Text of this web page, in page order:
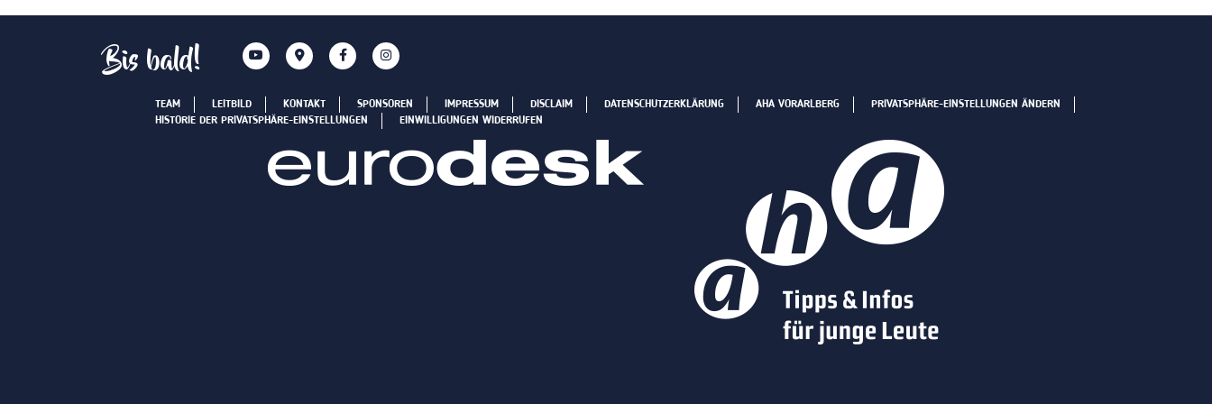
Bis bald!
TEAM LEITBILD KONTAKT SPONSOREN IMPRESSUM DISCLAIM DATENSCHUTZERKLÄRUNG AHA VORARLBERG
PRIVATSPHÄRE-EINSTELLUNGEN ÄNDERN
HISTORIE DER PRIVATSPHÄRE-EINSTELLUNGEN
EINWILLIGUNGEN WIDERRUFEN